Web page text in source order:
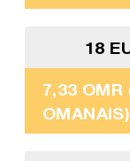
18
7,33 OMR
OMANAIS)